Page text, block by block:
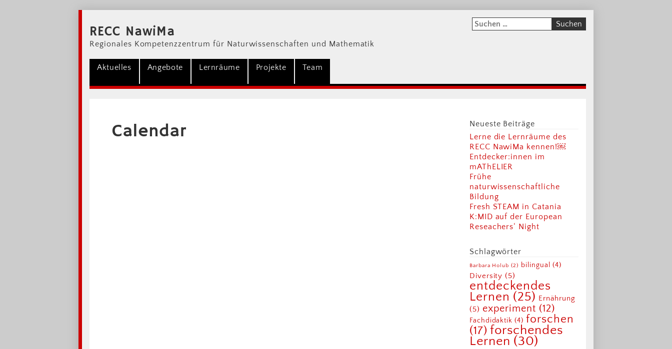
RECC NawiMa
Regionales Kompetenzzentrum für Naturwissenschaften und Mathematik
Aktuelles Angebote Lernräume Projekte Team
Calendar
Neueste Beiträge
Lerne die Lernräume des
RECC NawiMa kennen!￼
Entdecker:innen im
mAThELIER
Frühe
naturwissenschaftliche
Bildung
Fresh STEAM in Catania
K:MID auf der European
Reseachers‘ Night
Schlagwörter
Barbara Holub (2) bilingual (4)
Diversity (5)
entdeckendes
Lernen (25) Ernährung
(5) experiment (12)
Fachdidaktik (4) forschen
(17) forschendes
Lernen (30)